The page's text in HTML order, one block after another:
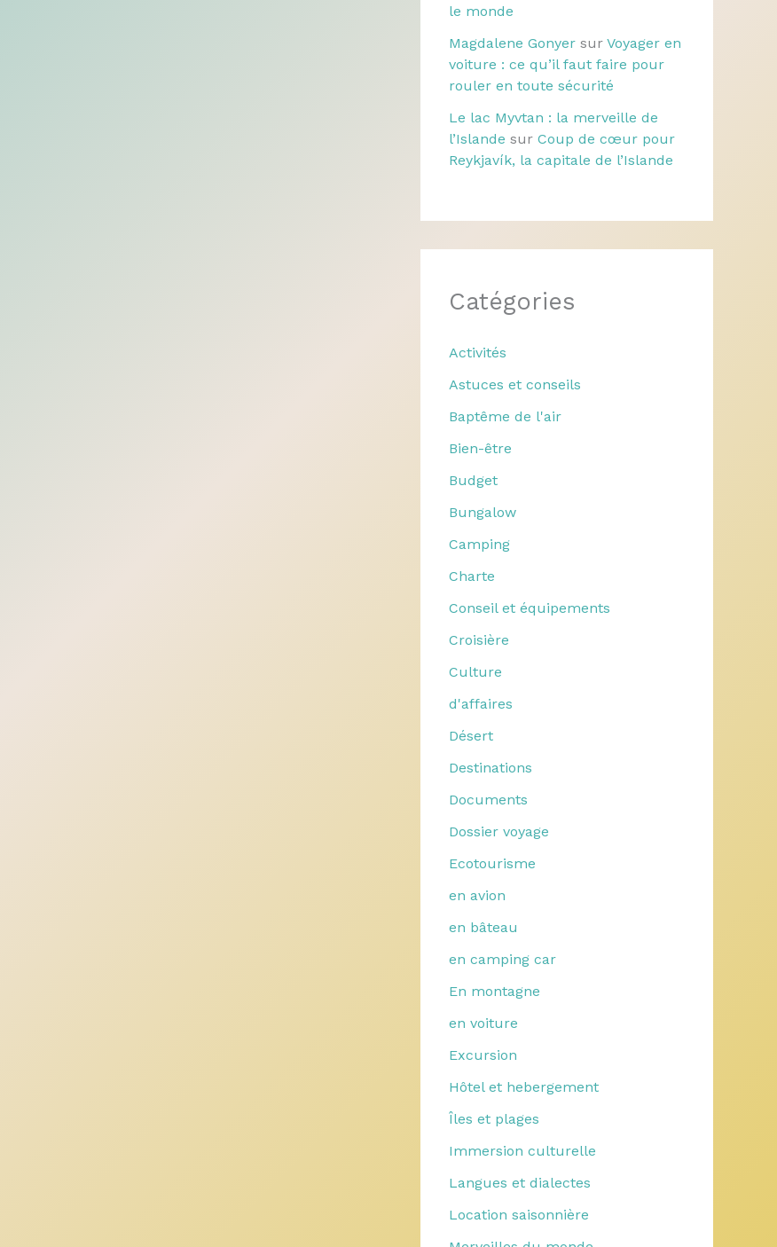
le monde
Magdalene Gonyer sur Voyager en
voiture : ce qu’il faut faire pour
rouler en toute sécurité
Le lac Myvtan : la merveille de
l’Islande sur Coup de cœur pour
Reykjavík, la capitale de l’Islande
Catégories
Activités
Astuces et conseils
Baptême de l'air
Bien-être
Budget
Bungalow
Camping
Charte
Conseil et équipements
Croisière
Culture
d'affaires
Désert
Destinations
Documents
Dossier voyage
Ecotourisme
en avion
en bâteau
en camping car
En montagne
en voiture
Excursion
Hôtel et hebergement
Îles et plages
Immersion culturelle
Langues et dialectes
Location saisonnière